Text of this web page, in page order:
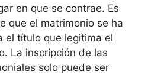
en que se contrae. Es
que el matrimonio se ha
el título que legitima el
La inscripción de las
solo puede ser